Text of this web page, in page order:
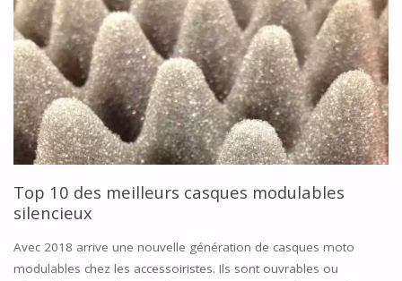
A2"
Top 10 des meilleurs casques modulables
silencieux
Avec 2018 arrive une nouvelle génération de casques moto
modulables chez les accessoiristes. Ils sont ouvrables ou